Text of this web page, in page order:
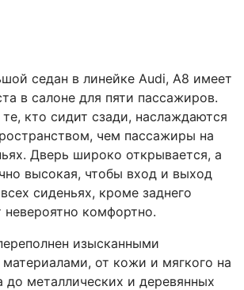
седан в линейке Audi, A8 имеет
в салоне для пяти пассажиров.
кто сидит сзади, наслаждаются
чем пассажиры на
Дверь широко открывается, а
высокая, чтобы вход и выход
сиденьях, кроме заднего
невероятно комфортно.
изысканными
от кожи и мягкого на
до металлических и деревянных